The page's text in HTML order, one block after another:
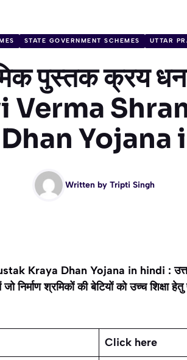
STATE GOVERNMENT SCHEMES UTTAR
पुस्तक क्रय
Verma
Yojana
Written by Tripti Singh
Kraya Dhan Yojana in hindi : उत्तर
निर्माण श्रमिकों की बेटियों को उच्च शिक्षा
Click here